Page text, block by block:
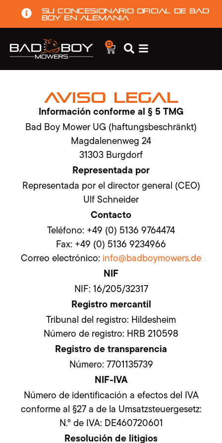
Su concesionario oficial de Bad
Boy en Alemania
0
Aviso legal
Información conforme al § 5 TMG
Bad Boy Mower UG (haftungsbeschränkt)
Magdalenenweg 24
31303 Burgdorf
Representada por
Representada por el director general (CEO)
Ulf Schneider
Contacto
Teléfono: +49 (0) 5136 9764474
Fax: +49 (0) 5136 9234966
Correo electrónico: info@badboymowers.de
NIF
NIF: 16/205/32317
Registro mercantil
Tribunal del registro: Hildesheim
Número de registro: HRB 210598
Registro de transparencia
Número: 7701135739
NIF-IVA
Número de identificación a efectos del IVA
conforme al §27 a de la Umsatzsteuergesetz:
N.º de IVA: DE460720601
Resolución de litigios